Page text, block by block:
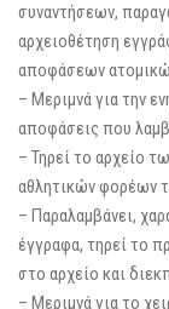
συναντήσεων,
αρχειοθέτηση
αποφάσεων
– Μεριμνά για την
αποφάσεις που
– Τηρεί το αρχείο
αθλητικών φορέων
– Παραλαμβάνει,
έγγραφα, τηρεί το
στο αρχείο και
– Μεριμνά για το